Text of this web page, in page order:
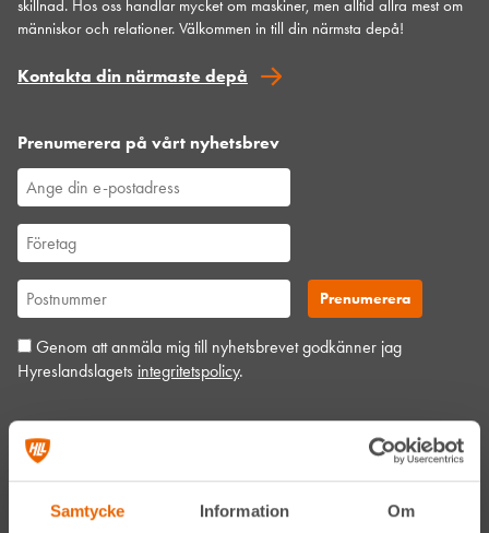
Samtycke Information Om
skillnad. Hos oss handlar mycket om maskiner, men alltid allra mest om
människor och relationer. Välkommen in till din närmsta depå!
Kontakta din närmaste depå
Prenumerera på vårt nyhetsbrev
Genom att anmäla mig till nyhetsbrevet godkänner jag
Hyreslandslagets integritetspolicy.
Alltid nära